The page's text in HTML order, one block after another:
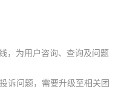
，为用户咨询、查询及问题
诉问题，需要升级至相关团